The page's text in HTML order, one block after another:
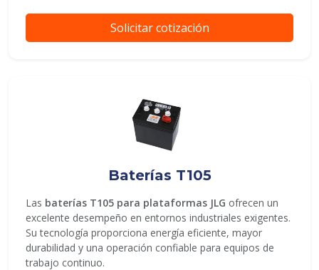
Solicitar cotización
Baterías T105
Las baterías T105 para plataformas JLG ofrecen un
excelente desempeño en entornos industriales exigentes.
Su tecnología proporciona energía eficiente, mayor
durabilidad y una operación confiable para equipos de
trabajo continuo.